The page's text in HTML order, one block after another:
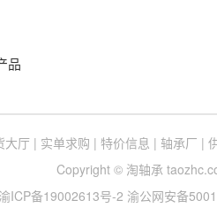
品
大厅 | 实单求购 | 特价信息 | 轴承厂 |
Copyright © 淘轴承
渝ICP备19002613号-2 渝公网安备